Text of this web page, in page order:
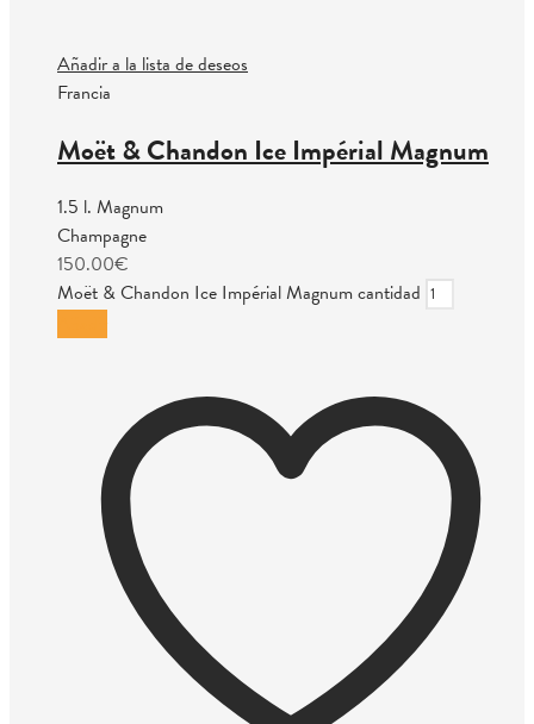
Añadir a la lista de deseos
Francia
Moët & Chandon Ice Impérial Magnum
1.5 l. Magnum
Champagne
150.00€
Moët & Chandon Ice Impérial Magnum cantidad